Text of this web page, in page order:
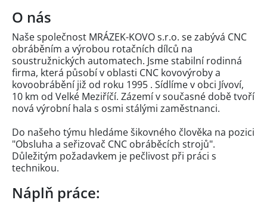
O nás
Naše společnost MRÁZEK-KOVO s.r.o. se zabývá CNC
obráběním a výrobou rotačních dílců na
soustružnických automatech. Jsme stabilní rodinná
firma, která působí v oblasti CNC kovovýroby a
kovoobrábění již od roku 1995 . Sídlíme v obci Jívoví,
10 km od Velké Meziříčí. Zázemí v současné době tvoří
nová výrobní hala s osmi stálými zaměstnanci.
Do našeho týmu hledáme šikovného člověka na pozici
"Obsluha a seřizovač CNC obráběcích strojů".
Důležitým požadavkem je pečlivost při práci s
technikou.
Náplň práce: